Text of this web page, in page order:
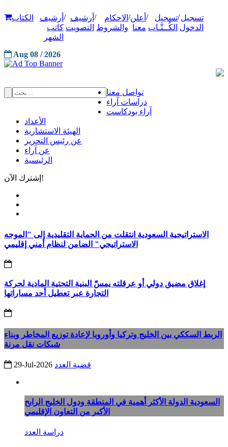
تسجيل
الدخول
/تسجيل
الكُــتَّـاب
/ أعلن
معنا
/ الاحكام
والشروط
/ أرشيف
التصويت
/ أرشيف
كاتب
الشهر
الكتاب
Aug 08 / 2026
تواصل معنا
دراسات آراء
آراء بودكاست
الأعداد
الهيئة الاستشارية
عن رئيس التحرير
عن آراء
الرئيسية
إشترك الآن!
الاستراتيجية السعودية انتقلت من الحماية التقليدية إلى "الموجه
الاستراتيجي" الضامن لنظام أمني إقليمي
إغلاق مضيق دولي أو عرقلته يمسّّ البنية التحتية المادية لحركة
التجارة عبر تعطيل أحد مساراتها
الربط السككي بين الخليج وتركيا وأوروبا لإعادة توزيع المخاطر وبناء
شبكات نقل مرنة
29-Jul-2026 قضية العدد
السعودية الدولة الأكثر أهمية في المنطقة ودول الخليج الرابح
الأكبر من التعاون الإقليمي
دراسة العدد